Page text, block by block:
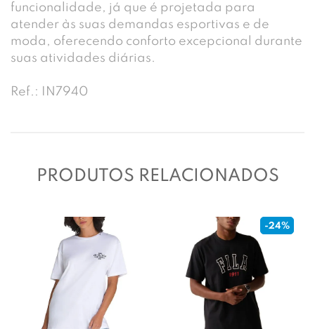
funcionalidade, já que é projetada para
atender às suas demandas esportivas e de
moda, oferecendo conforto excepcional durante
suas atividades diárias.
Ref.: IN7940
PRODUTOS RELACIONADOS
-24%